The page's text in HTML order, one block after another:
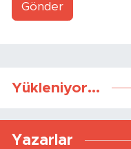
Gönder
Yükleniyor...
Yazarlar